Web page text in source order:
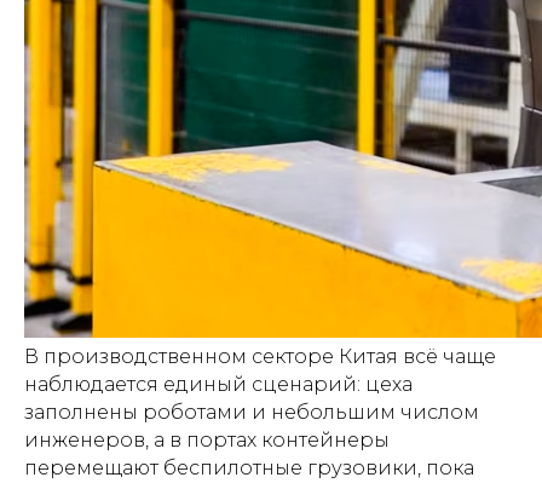
В производственном секторе Китая всё чаще
наблюдается единый сценарий: цеха
заполнены роботами и небольшим числом
инженеров, а в портах контейнеры
перемещают беспилотные грузовики, пока